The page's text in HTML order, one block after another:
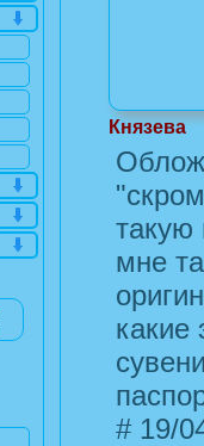
Князева
такую
мне
какие
#19/